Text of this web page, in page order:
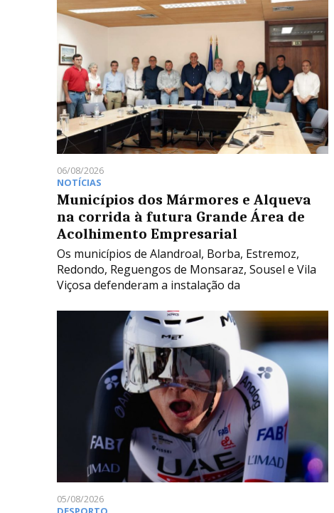
06/08/2026
NOTÍCIAS
Municípios dos Mármores e Alqueva
na corrida à futura Grande Área de
Acolhimento Empresarial
Os municípios de Alandroal, Borba, Estremoz,
Redondo, Reguengos de Monsaraz, Sousel e Vila
Viçosa defenderam a instalação da
05/08/2026